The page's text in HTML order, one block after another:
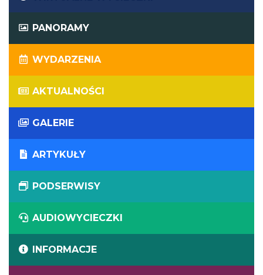
PANORAMY
WYDARZENIA
AKTUALNOŚCI
GALERIE
ARTYKUŁY
PODSERWISY
AUDIOWYCIECZKI
INFORMACJE